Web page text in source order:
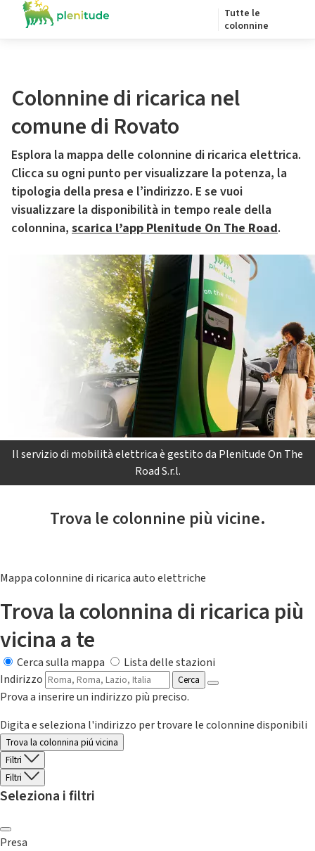
Tutte le
colonnine
Colonnine di ricarica nel
comune di Rovato
Esplora la mappa delle colonnine di ricarica elettrica.
Clicca su ogni punto per visualizzare la potenza, la
tipologia della presa e l’indirizzo. E se vuoi
visualizzare la disponibilità in tempo reale della
colonnina, scarica l’app Plenitude On The Road.
Il servizio di mobilità elettrica è gestito da Plenitude On The
Road S.r.l.
Trova le colonnine più vicine.
Mappa colonnine di ricarica auto elettriche
Trova la colonnina di ricarica più
vicina a te
Cerca sulla mappa
Lista delle stazioni
Indirizzo
Cerca
Prova a inserire un indirizzo più preciso.
Digita e seleziona l'indirizzo per trovare le colonnine disponibili
Trova la colonnina piú vicina
Filtri
Filtri
Seleziona i filtri
Presa